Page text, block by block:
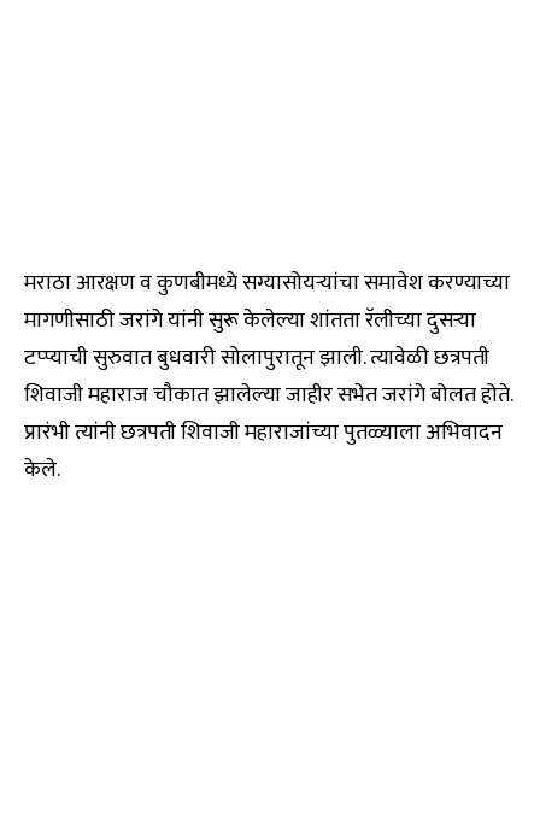
मराठा आरक्षण व कुणबीमध्ये सग्यासोयऱ्यांचा समावेश करण्याच्या
मागणीसाठी जरांगे यांनी सुरू केलेल्या शांतता रॅलीच्या दुसऱ्या
टप्प्याची सुरुवात बुधवारी सोलापुरातून झाली. त्यावेळी छत्रपती
शिवाजी महाराज चौकात झालेल्या जाहीर सभेत जरांगे बोलत होते.
प्रारंभी त्यांनी छत्रपती शिवाजी महाराजांच्या पुतळ्याला अभिवादन
केले.